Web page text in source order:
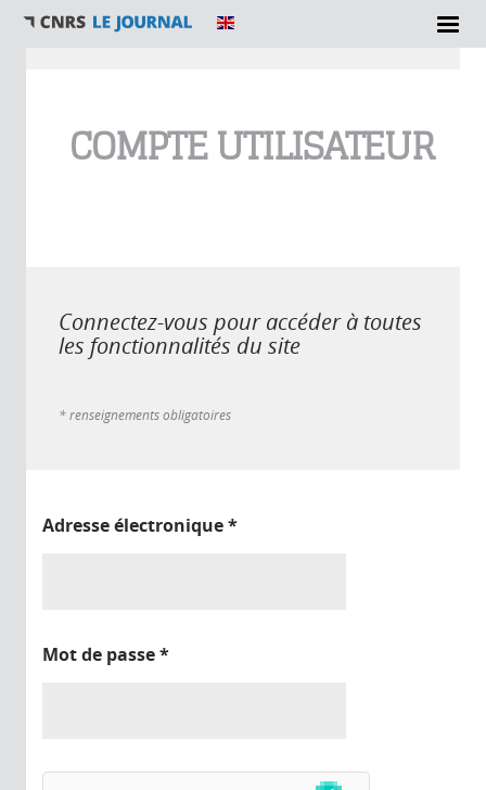
COMPTE UTILISATEUR
Connectez-vous pour accéder à toutes
les fonctionnalités du site
* renseignements obligatoires
Adresse électronique*
Mot de passe*